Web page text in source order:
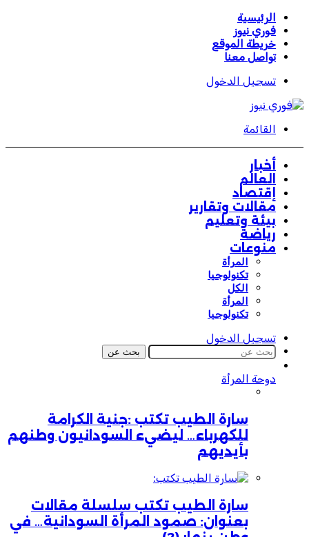
الرئيسية
فوري نيوز
خريطة الموقع
تواصل معنا
تسجيل الدخول
القائمة
أخبار
العالم
إقتصاد
مقالات وتقارير
بيئة وتعليم
رياضة
منوعات
المرأة
تكنولوجيا
الكل
المرأة
تكنولوجيا
تسجيل الدخول
بحث عن
دوحة المرأة
سارة الطيب تكتب :جنية الكرامة
للكهرباء… ليضيء السودانيون وطنهم
بأيديهم
سارة الطيب تكتب سلسلة مقالات
بعنوان: صمود المرأة السودانية… في